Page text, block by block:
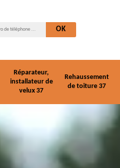
Réparateur,
installateur de
velux 37
Rehaussement
de toiture 37